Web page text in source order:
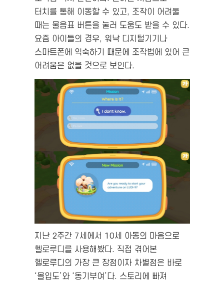
터치를 통해 이동할 수 있고, 조작이 어려울
때는 물음표 버튼을 눌러 도움도 받을 수 있다.
요즘 아이들의 경우, 워낙 디지털기기나
스마트폰에 익숙하기 때문에 조작법에 있어 큰
어려움은 없을 것으로 보인다.
지난 2주간 7세에서 10세 아동의 마음으로
헬로루디를 사용해봤다. 직접 겪어본
헬로루디의 가장 큰 장점이자 차별점은 바로
‘몰입도’와 ‘동기부여’다. 스토리에 빠져